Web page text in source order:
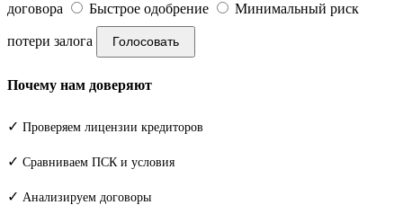
договора
Быстрое одобрение Минимальный риск
потери залога Голосовать
Почему нам доверяют
✓ Проверяем лицензии кредиторов
✓ Сравниваем ПСК и условия
✓ Анализируем договоры